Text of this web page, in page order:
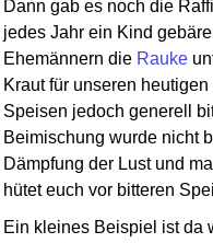
Dann gab es noch die
jedes Jahr ein Kind
Ehemännern die Rauke
Kraut für unseren
Speisen jedoch generell
Beimischung wurde nicht
Dämpfung der Lust und
hütet euch vor bitteren
Ein kleines Beispiel ist da